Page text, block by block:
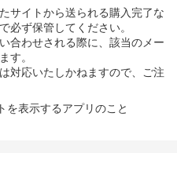
サイトから送られる購入完了な
必ず保管してください。
合わせされる際に、該当のメー
す。
対応いたしかねますので、ご注
表示するアプリのこと